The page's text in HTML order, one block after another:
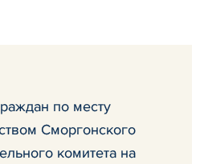
по месту
Сморгонского
комитета на